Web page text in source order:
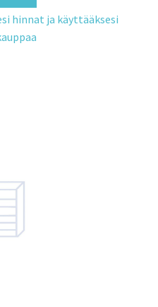
hinnat ja käyttääksesi